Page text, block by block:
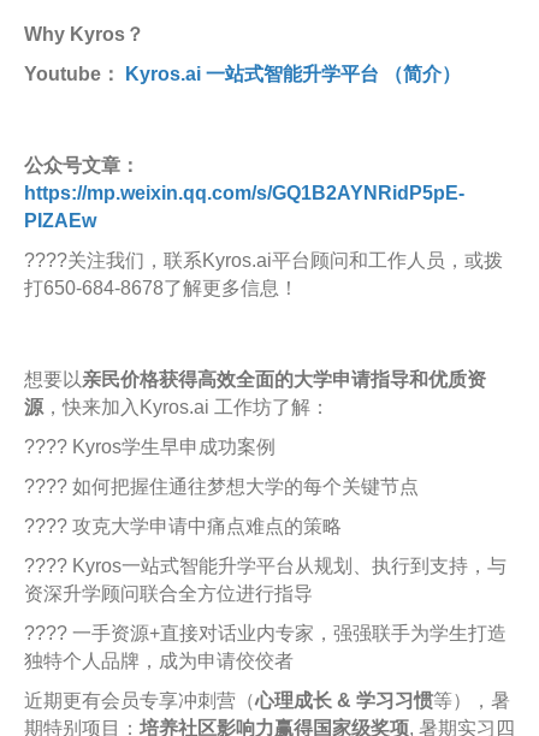
Why Kyros？
Youtube：
Kyros.ai 一站式智能升学平台 （简介）
公众号文章：
https://mp.weixin.qq.com/s/GQ1B2AYNRidP5pE-
PIZAEw
????关注我们，联系Kyros.ai平台顾问和工作人员，或拨
打650-684-8678了解更多信息！
想要以亲民价格获得高效全面的大学申请指导和优质资
源 ，快来加入Kyros.ai 工作坊了解：
???? Kyros学生早申成功案例
???? 如何把握住通往梦想大学的每个关键节点
???? 攻克大学申请中痛点难点的策略
???? Kyros一站式智能升学平台从规划、执行到支持，与
资深升学顾问联合全方位进行指导
???? 一手资源+直接对话业内专家，强强联手为学生打造
独特个人品牌，成为申请佼佼者
近期更有会员专享冲刺营（心理成长 & 学习习惯等），暑
期特别项目： 培养社区影响力赢得国家级奖项, 暑期实习四